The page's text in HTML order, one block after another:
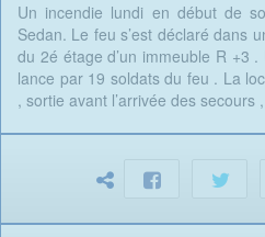
Un incendie lundi en début de
Sedan. Le feu s’est déclaré dans
du 2é étage d’un immeuble R +3
lance par 19 soldats du feu . La
, sortie avant l’arrivée des